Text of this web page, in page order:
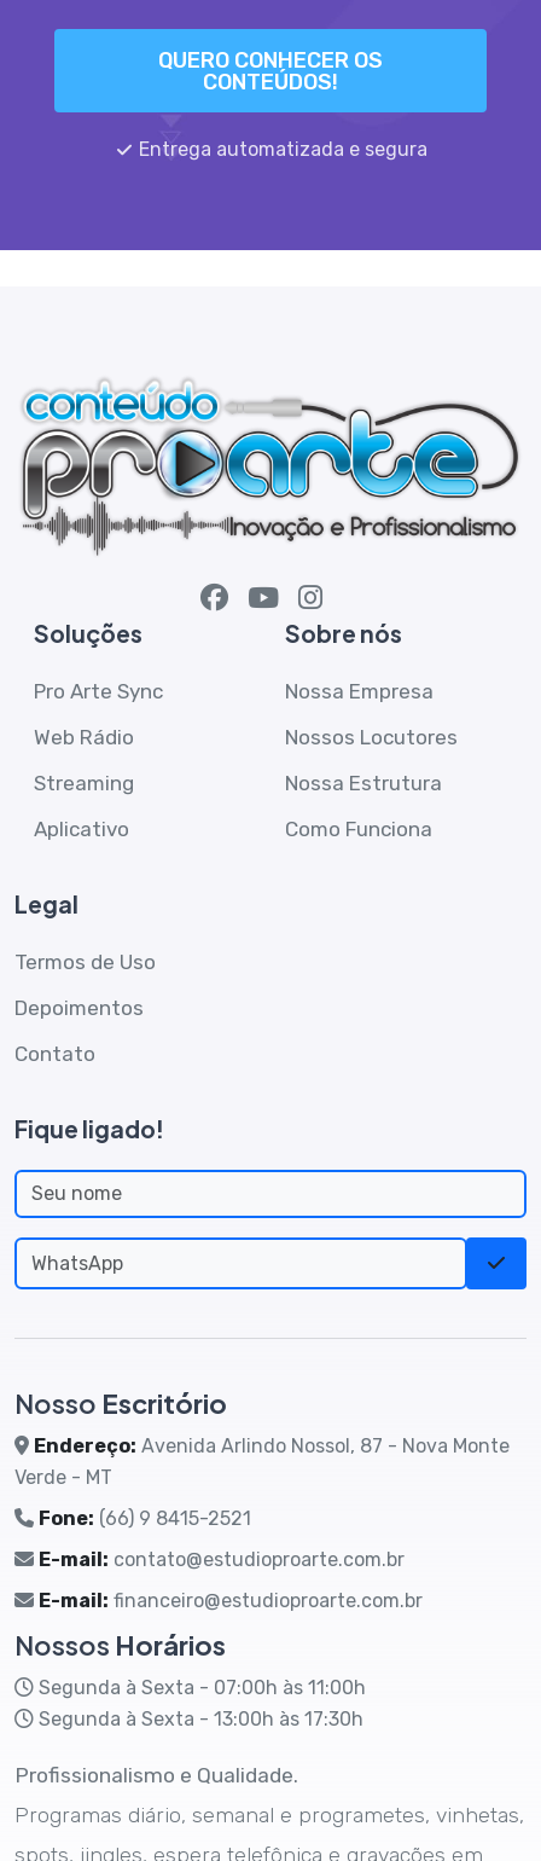
QUERO CONHECER OS
CONTEÚDOS!
Entrega automatizada e segura
Soluções
Pro Arte Sync
Web Rádio
Streaming
Aplicativo
Sobre nós
Nossa Empresa
Nossos Locutores
Nossa Estrutura
Como Funciona
Legal
Termos de Uso
Depoimentos
Contato
Fique ligado!
Nosso Escritório
Endereço: Avenida Arlindo Nossol, 87 - Nova Monte
Verde - MT
Fone: (66) 9 8415-2521
E-mail: contato@estudioproarte.com.br
E-mail: financeiro@estudioproarte.com.br
Nossos Horários
Segunda à Sexta - 07:00h às 11:00h
Segunda à Sexta - 13:00h às 17:30h
Profissionalismo e Qualidade.
Programas diário, semanal e programetes, vinhetas,
spots, jingles, espera telefônica e gravações em